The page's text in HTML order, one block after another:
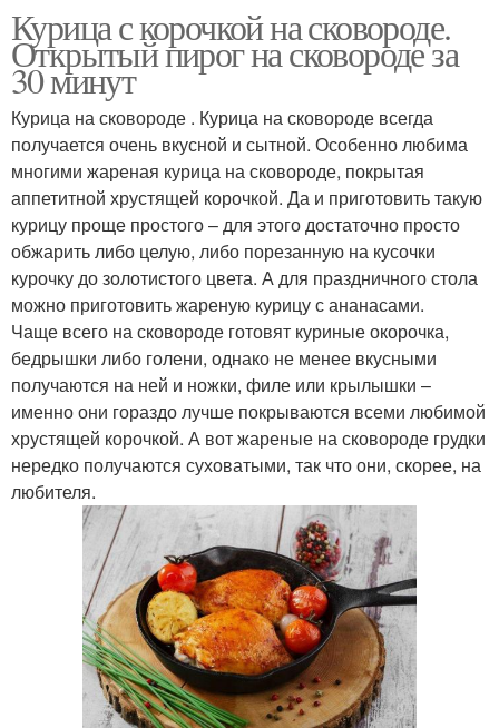
Фольга с картошкой Курица в фольге
Курица на банке Курица на соли
Ингредиенты для
курица
Фаршированная курица
Курица с лимоном Курица с грибами
Курица без костей Запеченная курица
Курица в молочно-
Курица в двойном
Курица с корочкой на сковороде.
Открытый пирог на сковороде за
30 минут
Курица на сковороде . Курица на сковороде всегда
получается очень вкусной и сытной. Особенно любима
многими жареная курица на сковороде, покрытая
аппетитной хрустящей корочкой. Да и приготовить такую
курицу проще простого – для этого достаточно просто
обжарить либо целую, либо порезанную на кусочки
курочку до золотистого цвета. А для праздничного стола
можно приготовить жареную курицу с ананасами.
Чаще всего на сковороде готовят куриные окорочка,
бедрышки либо голени, однако не менее вкусными
получаются на ней и ножки, филе или крылышки –
именно они гораздо лучше покрываются всеми любимой
хрустящей корочкой. А вот жареные на сковороде грудки
нередко получаются суховатыми, так что они, скорее, на
любителя.